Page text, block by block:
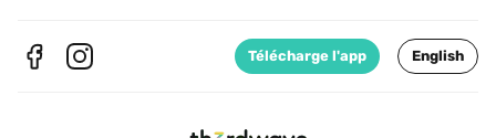
Télécharge l'app English